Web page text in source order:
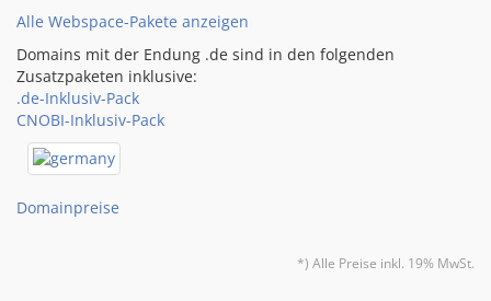
Alle Webspace-Pakete anzeigen
Domains mit der Endung .de sind in den folgenden
Zusatzpaketen inklusive:
.de-Inklusiv-Pack
CNOBI-Inklusiv-Pack
Domainpreise
*) Alle Preise inkl. 19% MwSt.